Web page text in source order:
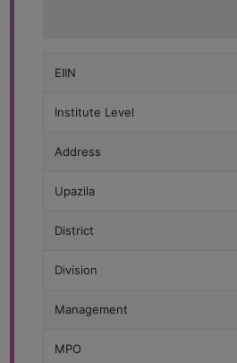
EIIN
Institute Level
Address
Upazila
District
Division
Management
MPO